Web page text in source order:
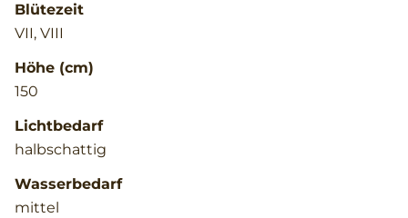
Blütezeit
VII, VIII
Höhe (cm)
150
Lichtbedarf
halbschattig
Wasserbedarf
mittel